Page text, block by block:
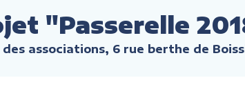
"Passerelle
des associations, 6 rue berthe de